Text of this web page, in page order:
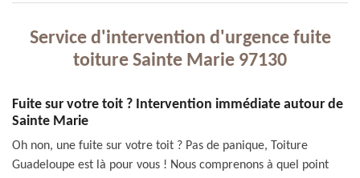
Service d'intervention d'urgence fuite
toiture Sainte Marie 97130
Fuite sur votre toit ? Intervention immédiate autour de
Sainte Marie
Oh non, une fuite sur votre toit ? Pas de panique, Toiture
Guadeloupe est là pour vous ! Nous comprenons à quel point